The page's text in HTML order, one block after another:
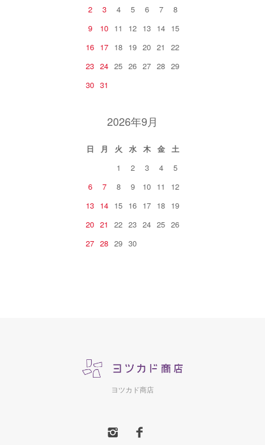
2
3 4 5 6 7
8
9
10 11 12 13 14 15
16 17 18 19 20 21
22
23 24 25 26 27 28 29
30 31
2026年9月
日 月 火 水 木 金
土
1
2 3 4
5
6
7 8 9 10 11
12
13 14 15 16 17 18 19
20 21 22 23 24 25 26
27 28 29 30
ヨツカド商店